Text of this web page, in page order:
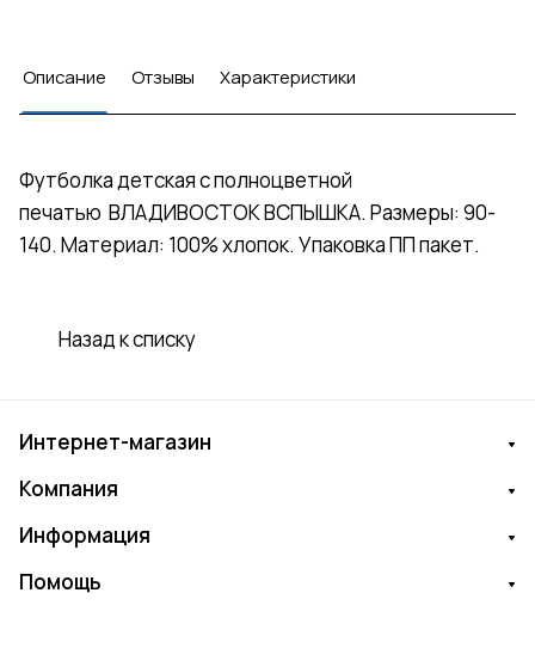
Описание Отзывы Характеристики
Футболка детская с полноцветной
печатью ВЛАДИВОСТОК ВСПЫШКА. Размеры: 90-
140. Материал: 100% хлопок. Упаковка ПП пакет.
Назад к списку
Интернет-магазин
Компания
Информация
Помощь